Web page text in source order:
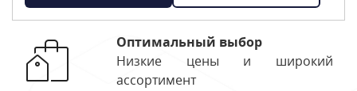
Оптимальный выбор
Низкие цены и широкий
ассортимент